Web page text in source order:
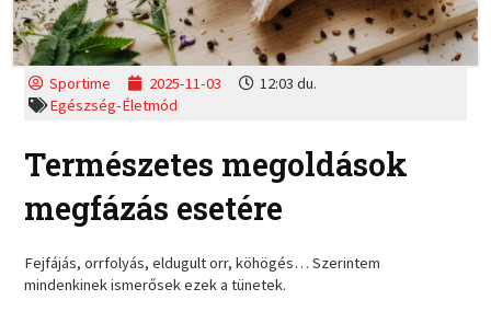
Sportime 2025-11-03
12:03 du.
Egészség-Életmód
Természetes megoldások
megfázás esetére
Fejfájás, orrfolyás, eldugult orr, köhögés… Szerintem
mindenkinek ismerősek ezek a tünetek.